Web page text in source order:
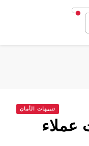
تنبيهات الأمان
عملاء